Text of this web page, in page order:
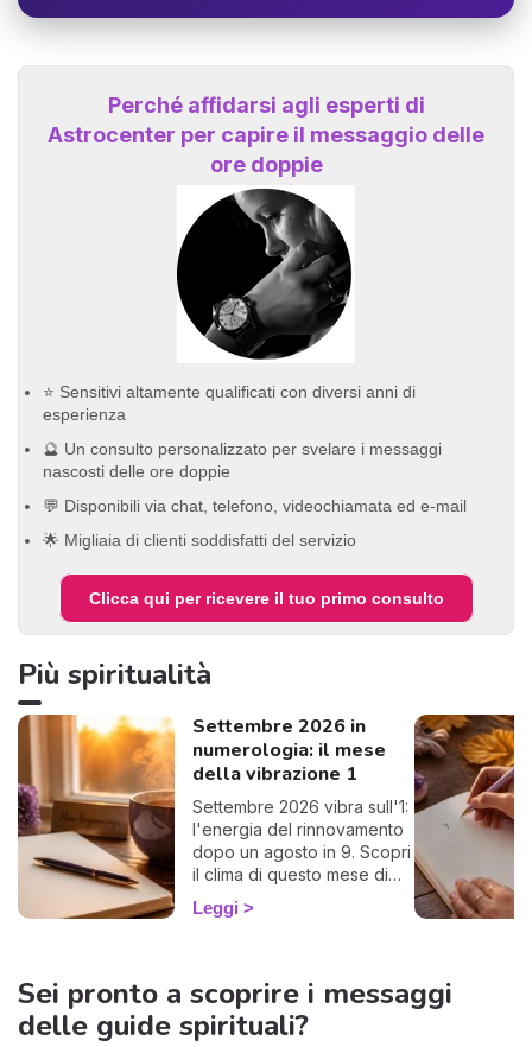
Perché affidarsi agli esperti di
Astrocenter per capire il messaggio delle
ore doppie
⭐ Sensitivi altamente qualificati con diversi anni di
esperienza
🔮 Un consulto personalizzato per svelare i messaggi
nascosti delle ore doppie
💬 Disponibili via chat, telefono, videochiamata ed e-mail
🌟 Migliaia di clienti soddisfatti del servizio
Clicca qui per ricevere il tuo primo consulto
Più spiritualità
Settembre 2026 in
numerologia: il mese
della vibrazione 1
Settembre 2026 vibra sull'1:
l'energia del rinnovamento
dopo un agosto in 9. Scopri
il clima di questo mese di
rientro e come
approfittarne. 🌱
Leggi
Sei pronto a scoprire i messaggi
delle guide spirituali?